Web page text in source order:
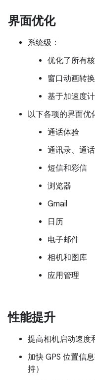
界面优化
系统级：
优化了所有
窗口动画转
基于加速度
以下各项的界面优
通话体验
通讯录、通
短信和彩信
浏览器
Gmail
日历
电子邮件
相机和图库
应用管理
性能提升
提高相机启动速度
加快 GPS 位置信
持）